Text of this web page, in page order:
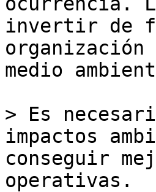
invertir de
organización
medio
> Es
impactos
conseguir
operativas.